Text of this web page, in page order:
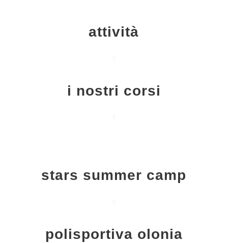
attività
i nostri corsi
stars summer camp
polisportiva olonia